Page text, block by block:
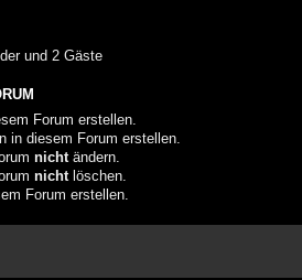
und 2 Gäste
Forum erstellen.
in diesem Forum erstellen.
nicht ändern.
nicht löschen.
Forum erstellen.